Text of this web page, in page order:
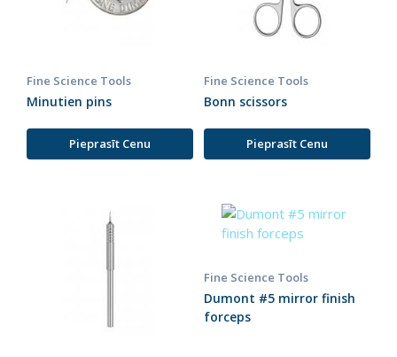
Fine Science Tools
Minutien pins
Pieprasīt Cenu
Fine Science Tools
Bonn scissors
Pieprasīt Cenu
Fine Science Tools
Dumont #5 mirror finish
forceps